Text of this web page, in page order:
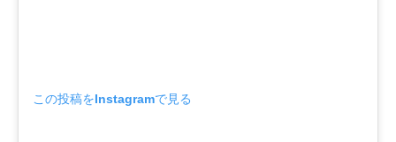
この投稿をInstagramで見る